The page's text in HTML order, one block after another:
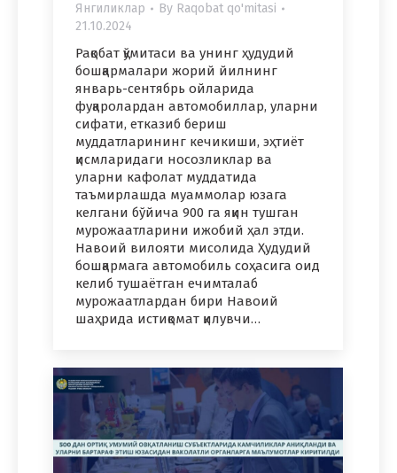
Янгиликлар By Raqobat qo'mitasi
21.10.2024
Рақобат қўмитаси ва унинг ҳудудий
бошқармалари жорий йилнинг
январь-сентябрь ойларида
фуқаролардан автомобиллар, уларни
сифати, етказиб бериш
муддатларининг кечикиши, эҳтиёт
қисмларидаги носозликлар ва
уларни кафолат муддатида
таъмирлашда муаммолар юзага
келгани бўйича 900 га яқин тушган
мурожаатларини ижобий ҳал этди.
Навоий вилояти мисолида Ҳудудий
бошқармага автомобиль соҳасига оид
келиб тушаётган ечимталаб
мурожаатлардан бири Навоий
шаҳрида истиқомат қилувчи…